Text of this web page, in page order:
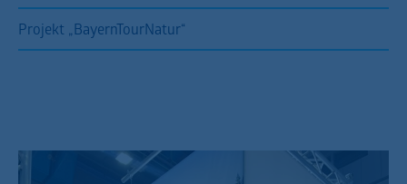
Projekt „BayernTourNatur“